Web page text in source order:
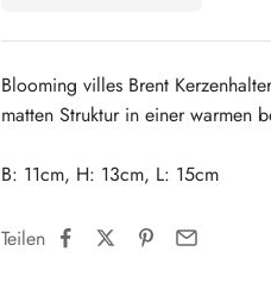
Blooming villes Brent
matten Struktur in einer warmen
B: 11cm, H: 13cm, L: 15cm
Teilen